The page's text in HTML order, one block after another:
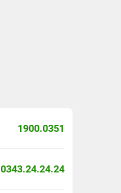
1900.0351
0343.24.24.24